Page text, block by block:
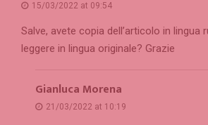
15/03/2022 at 09:54
Salve, avete copia dell’articolo in lingua
leggere in lingua originale? Grazie
Gianluca Morena
21/03/2022 at 10:19